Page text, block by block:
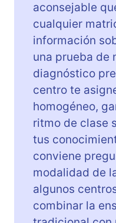
aconsejable
cualquier
información
una prueba de
diagnóstico
centro te
homogéneo,
ritmo de clase
tus
conviene
modalidad de
algunos
combinar la